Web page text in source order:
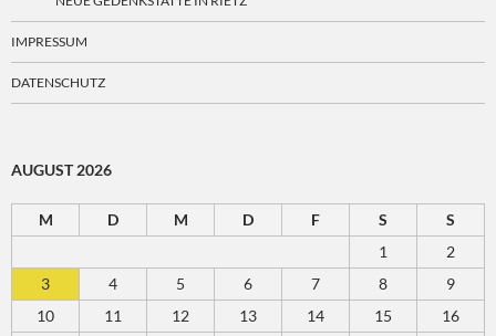
IMPRESSUM
DATENSCHUTZ
AUGUST 2026
M D M D F S
S
1
2
3
4 5 6 7 8
9
10
11 12 13 14 15
16